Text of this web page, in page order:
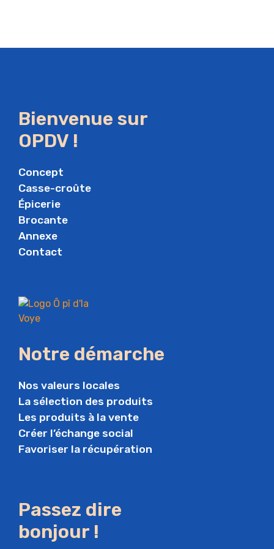
Bienvenue sur
OPDV !
Concept
Casse-croûte
Épicerie
Brocante
Annexe
Contact
Notre démarche
Nos valeurs locales
La sélection des produits
Les produits à la vente
Créer l’échange social
Favoriser la récupération
Passez dire
bonjour !